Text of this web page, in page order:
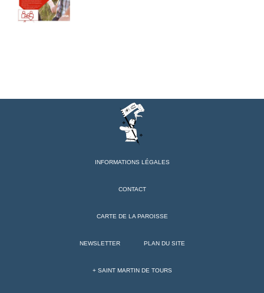
INFORMATIONS LÉGALES
CONTACT
CARTE DE LA PAROISSE
NEWSLETTER PLAN DU SITE
+ SAINT MARTIN DE TOURS